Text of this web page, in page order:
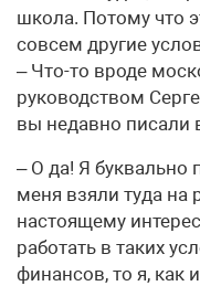
школа. Потому что
совсем другие
– Что-то вроде
руководством
вы недавно писали
– О да! Я буквально
меня взяли туда на
настоящему
работать в таких
финансов, то я, как